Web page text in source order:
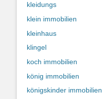
kleidungs
klein immobilien
kleinhaus
klingel
koch immobilien
könig immobilien
königskinder immobilien